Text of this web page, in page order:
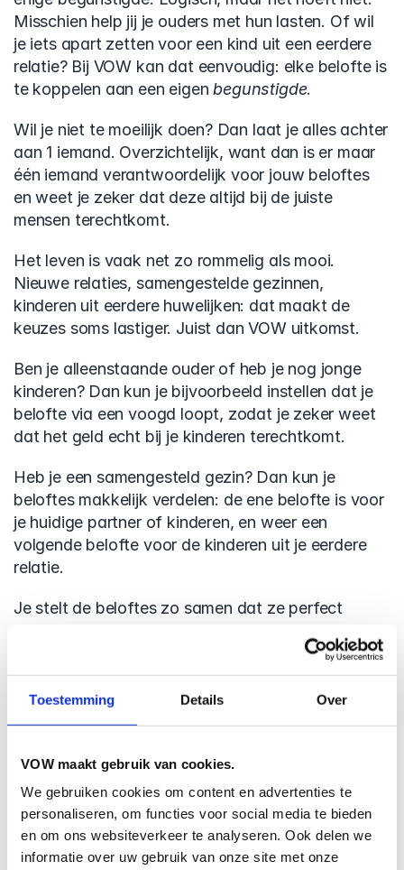
Toestemming Details Over
VOW maakt gebruik van cookies.
We gebruiken cookies om content en advertenties te
personaliseren, om functies voor social media te bieden
en om ons websiteverkeer te analyseren. Ook delen we
informatie over uw gebruik van onze site met onze
Misschien help jij je ouders met hun lasten. Of wil
je iets apart zetten voor een kind uit een eerdere
relatie? Bij VOW kan dat eenvoudig: elke belofte is
te koppelen aan een eigen begunstigde.
Wil je niet te moeilijk doen? Dan laat je alles achter
aan 1 iemand. Overzichtelijk, want dan is er maar
één iemand verantwoordelijk voor jouw beloftes
en weet je zeker dat deze altijd bij de juiste
mensen terechtkomt.
Het leven is vaak net zo rommelig als mooi.
Nieuwe relaties, samengestelde gezinnen,
kinderen uit eerdere huwelijken: dat maakt de
keuzes soms lastiger. Juist dan VOW uitkomst.
Ben je alleenstaande ouder of heb je nog jonge
kinderen? Dan kun je bijvoorbeeld instellen dat je
belofte via een voogd loopt, zodat je zeker weet
dat het geld echt bij je kinderen terechtkomt.
Heb je een samengesteld gezin? Dan kun je
beloftes makkelijk verdelen: de ene belofte is voor
je huidige partner of kinderen, en weer een
volgende belofte voor de kinderen uit je eerdere
relatie.
Je stelt de beloftes zo samen dat ze perfect
Veelgemaakte fouten (en hoe je ze voorkomt)
Niet updaten.
je beloftes meegroeien. Wij helpen je hier aan
herinneren.
Alles maar aan “de wettelijk begunstigde”
overlaten.